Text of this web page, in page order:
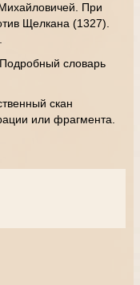
При
Щелкана (1327).
словарь
скан
или фрагмента.